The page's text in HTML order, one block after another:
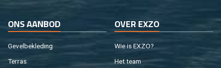
ONS AAN­BOD
Ge­vel­be­kle­ding
Ter­ras
OVER EXZO
Wie is EXZO?
Het team